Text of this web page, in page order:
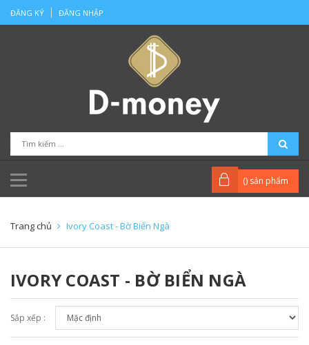
ĐĂNG KÝ ĐĂNG NHẬP
() sản phẩm
Trang chủ Ivory Coast - Bờ Biển Ngà
IVORY COAST - BỜ BIỂN NGÀ
Sắp xếp :